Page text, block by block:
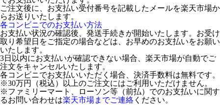
ご注文後に、お支払い受付番号を記載したメールを楽天市場か
らお送りいたします。
各コンビニでのお支払い方法
お支払い状況の確認後、発送手続きが開始いたします。お受け
取り希望日をご指定の場合などは、お早めのお支払いをお願い
いたします。
3日以内にお支払いが確認できない場合、楽天市場が自動でご
注文をキャンセルいたします。
各コンビニでお支払いいただく場合、決済手数料は無料です。
※30万円（税込）以上のご注文にはご利用いただけません。
※ファミリーマート、ローソン等（前払）でのお支払いに関す
るお問い合わせは楽天市場までご連絡 ください。